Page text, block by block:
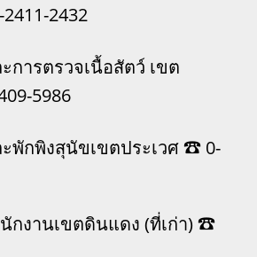
2432
การตรวจเนื้อสัตว์ เขต
5986
พักพิงสุนัขเขตประเวศ ☎ 0-
กงานเขตดินแดง (ที่เก่า) ☎